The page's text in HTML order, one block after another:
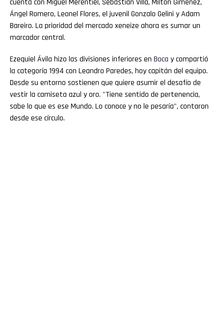
cuenta con Miguel Merentiel, Sebastián Villa, Milton Giménez,
Ángel Romero, Leonel Flores, el juvenil Gonzalo Gelini y Adam
Bareiro. La prioridad del mercado xeneize ahora es sumar un
marcador central.
Ezequiel Ávila hizo las divisiones inferiores en Boca y compartió
la categoría 1994 con Leandro Paredes, hoy capitán del equipo.
Desde su entorno sostienen que quiere asumir el desafío de
vestir la camiseta azul y oro. "Tiene sentido de pertenencia,
sabe lo que es ese Mundo. Lo conoce y no le pesaría", contaron
desde ese círculo.